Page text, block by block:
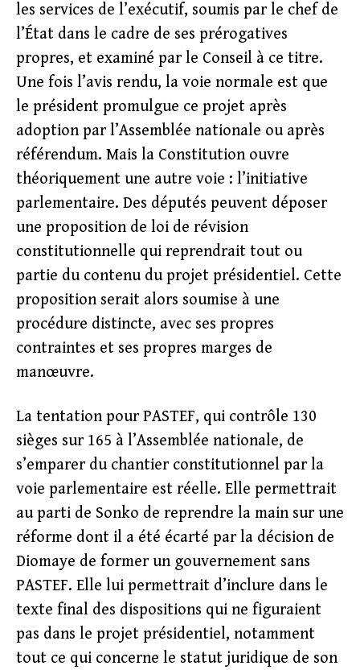
les services de l’exécutif, soumis par le chef de
l’État dans le cadre de ses prérogatives
propres, et examiné par le Conseil à ce titre.
Une fois l’avis rendu, la voie normale est que
le président promulgue ce projet après
adoption par l’Assemblée nationale ou après
référendum. Mais la Constitution ouvre
théoriquement une autre voie : l’initiative
parlementaire. Des députés peuvent déposer
une proposition de loi de révision
constitutionnelle qui reprendrait tout ou
partie du contenu du projet présidentiel. Cette
proposition serait alors soumise à une
procédure distincte, avec ses propres
contraintes et ses propres marges de
manœuvre.
La tentation pour PASTEF, qui contrôle 130
sièges sur 165 à l’Assemblée nationale, de
s’emparer du chantier constitutionnel par la
voie parlementaire est réelle. Elle permettrait
au parti de Sonko de reprendre la main sur une
réforme dont il a été écarté par la décision de
Diomaye de former un gouvernement sans
PASTEF. Elle lui permettrait d’inclure dans le
texte final des dispositions qui ne figuraient
pas dans le projet présidentiel, notamment
tout ce qui concerne le statut juridique de son